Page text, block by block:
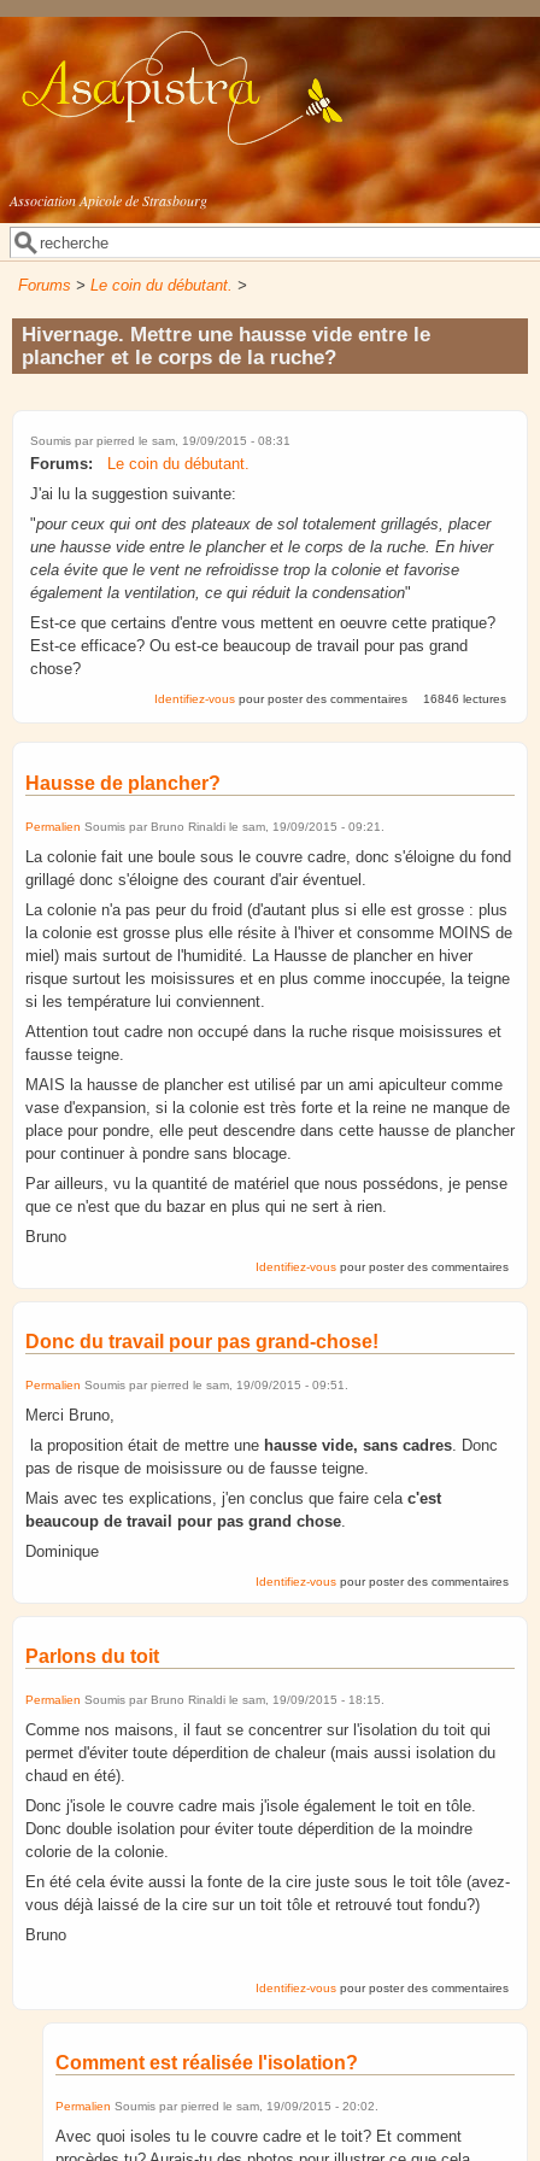
Aller au contenu principal
Association Apicole de Strasbourg
Formulaire de recherche
Rechercher
Forums > Le coin du débutant. >
Hivernage. Mettre une hausse vide entre le
plancher et le corps de la ruche?
Soumis par pierred le sam, 19/09/2015 - 08:31
Forums:
Le coin du débutant.
J'ai lu la suggestion suivante:
"pour ceux qui ont des plateaux de sol totalement grillagés, placer
une hausse vide entre le plancher et le corps de la ruche. En hiver
cela évite que le vent ne refroidisse trop la colonie et favorise
également la ventilation, ce qui réduit la condensation"
Est-ce que certains d'entre vous mettent en oeuvre cette pratique?
Est-ce efficace? Ou est-ce beaucoup de travail pour pas grand
chose?
Identifiez-vous pour poster des commentaires 16846 lectures
Hausse de plancher?
Permalien Soumis par Bruno Rinaldi le sam, 19/09/2015 - 09:21
La colonie fait une boule sous le couvre cadre, donc s'éloigne du fond
grillagé donc s'éloigne des courant d'air éventuel.
La colonie n'a pas peur du froid (d'autant plus si elle est grosse : plus
la colonie est grosse plus elle résite à l'hiver et consomme MOINS de
miel) mais surtout de l'humidité. La Hausse de plancher en hiver
risque surtout les moisissures et en plus comme inoccupée, la teigne
si les température lui conviennent.
Attention tout cadre non occupé dans la ruche risque moisissures et
fausse teigne.
MAIS la hausse de plancher est utilisé par un ami apiculteur comme
vase d'expansion, si la colonie est très forte et la reine ne manque de
place pour pondre, elle peut descendre dans cette hausse de plancher
pour continuer à pondre sans blocage.
Par ailleurs, vu la quantité de matériel que nous possédons, je pense
que ce n'est que du bazar en plus qui ne sert à rien.
Bruno
Identifiez-vous pour poster des commentaires
Donc du travail pour pas grand-chose!
Permalien Soumis par pierred le sam, 19/09/2015 - 09:51
Merci Bruno,
la proposition était de mettre une hausse vide, sans cadres . Donc
pas de risque de moisissure ou de fausse teigne.
Mais avec tes explications, j'en conclus que faire cela c'est
beaucoup de travail pour pas grand chose
Dominique
Identifiez-vous pour poster des commentaires
Parlons du toit
Permalien Soumis par Bruno Rinaldi le sam, 19/09/2015 - 18:15
Comme nos maisons, il faut se concentrer sur l'isolation du toit qui
permet d'éviter toute déperdition de chaleur (mais aussi isolation du
chaud en été).
Donc j'isole le couvre cadre mais j'isole également le toit en tôle.
Donc double isolation pour éviter toute déperdition de la moindre
colorie de la colonie.
En été cela évite aussi la fonte de la cire juste sous le toit tôle (avez-
vous déjà laissé de la cire sur un toit tôle et retrouvé tout fondu?)
Bruno
Identifiez-vous pour poster des commentaires
Comment est réalisée l'isolation?
Permalien Soumis par pierred le sam, 19/09/2015 - 20:02
Avec quoi isoles tu le couvre cadre et le toit? Et comment